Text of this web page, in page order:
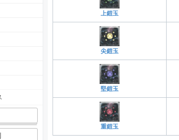
上鎧玉
尖鎧玉
堅鎧玉
重鎧玉